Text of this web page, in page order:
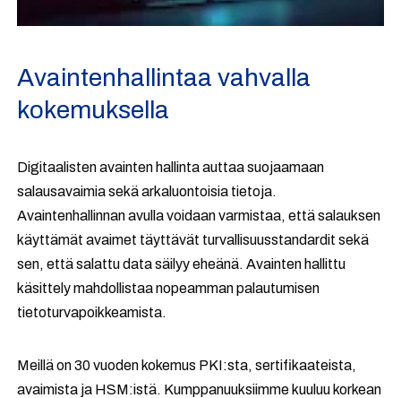
Avaintenhallintaa vahvalla
kokemuksella
Digitaalisten avainten hallinta auttaa suojaamaan
salausavaimia sekä arkaluontoisia tietoja.
Avaintenhallinnan avulla voidaan varmistaa, että salauksen
käyttämät avaimet täyttävät turvallisuusstandardit sekä
sen, että salattu data säilyy eheänä. Avainten hallittu
käsittely mahdollistaa nopeamman palautumisen
tietoturvapoikkeamista.
Meillä on 30 vuoden kokemus PKI:sta, sertifikaateista,
avaimista ja HSM:istä. Kumppanuuksiimme kuuluu korkean